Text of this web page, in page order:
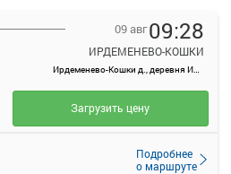
09 авг09:28
ИРДЕМЕНЕВО-КОШКИ
Ирдеменево-Кошки д., деревня Ирдеменево-Кошки, Россия
Подробнее
о маршруте
Загрузить цену